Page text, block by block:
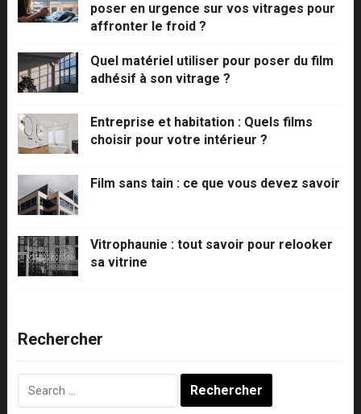
poser en urgence sur vos vitrages pour
affronter le froid ?
Quel matériel utiliser pour poser du film
adhésif à son vitrage ?
Entreprise et habitation : Quels films
choisir pour votre intérieur ?
Film sans tain : ce que vous devez savoir
Vitrophaunie : tout savoir pour relooker
sa vitrine
Rechercher